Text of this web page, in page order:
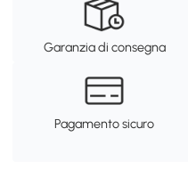
Garanzia di consegna
Pagamento sicuro